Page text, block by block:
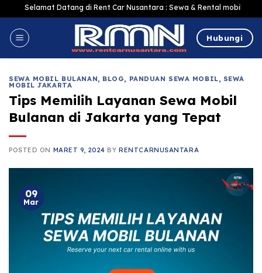
to
content
Selamat Datang di Rent Car Nusantara : Sewa & Rental mobil Jakarta
Hubungi
SEWA MOBIL BULANAN, BLOG, PANDUAN SEWA MOBIL, SEWA
MOBIL JAKARTA
Tips Memilih Layanan Sewa Mobil
Bulanan di Jakarta yang Tepat
POSTED ON MARET 9, 2024 BYRENTCARNUSANTARA
09
Mar